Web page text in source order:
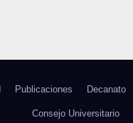
Publicaciones Decanato
Consejo Universitario